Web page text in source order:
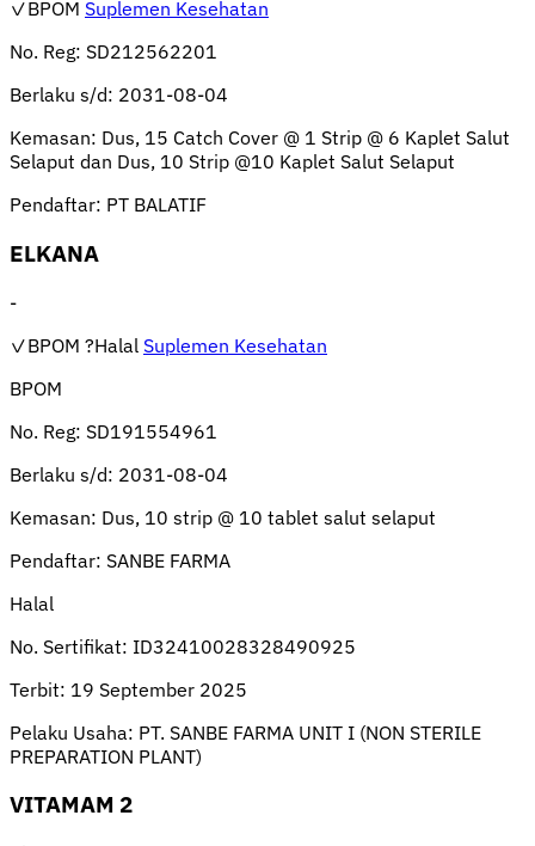
✓BPOM Suplemen Kesehatan
No. Reg: SD212562201
Berlaku s/d: 2031-08-04
Kemasan: Dus, 15 Catch Cover @ 1 Strip @ 6 Kaplet Salut
Selaput dan Dus, 10 Strip @10 Kaplet Salut Selaput
Pendaftar: PT BALATIF
ELKANA
-
✓BPOM ?Halal Suplemen Kesehatan
BPOM
No. Reg: SD191554961
Berlaku s/d: 2031-08-04
Kemasan: Dus, 10 strip @ 10 tablet salut selaput
Pendaftar: SANBE FARMA
Halal
No. Sertifikat: ID32410028328490925
Terbit: 19 September 2025
Pelaku Usaha: PT. SANBE FARMA UNIT I (NON STERILE
PREPARATION PLANT)
VITAMAM 2